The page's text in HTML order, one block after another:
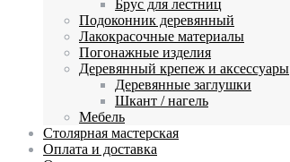
Брус для лестниц
Подоконник деревянный
Лакокрасочные материалы
Погонажные изделия
Деревянный крепеж и аксессуары
Деревянные заглушки
Шкант / нагель
Мебель
Столярная мастерская
Оплата и доставка